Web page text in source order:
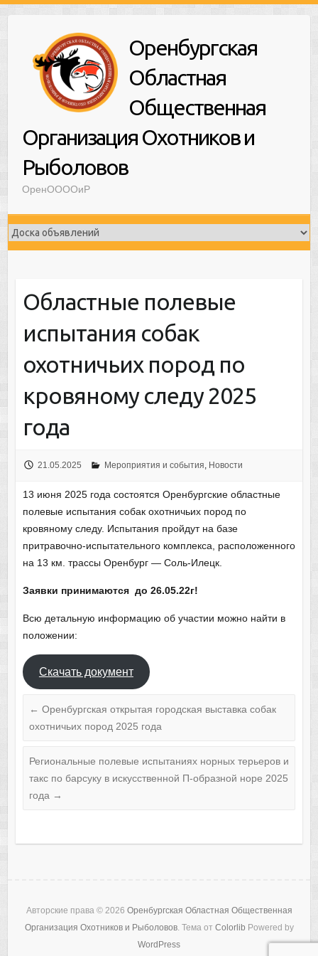
Оренбургская
Областная
Общественная
Организация Охотников и
Рыболовов
ОренООООиР
Областные полевые
испытания собак
охотничьих пород по
кровяному следу 2025
года
21.05.2025 Мероприятия и события, Новости
13 июня 2025 года состоятся Оренбургские областные
полевые испытания собак охотничьих пород по
кровяному следу. Испытания пройдут на базе
притравочно-испытательного комплекса, расположенного
на 13 км. трассы Оренбург — Соль-Илецк.
Заявки принимаются до 26.05.22г!
Всю детальную информацию об участии можно найти в
положении:
Скачать документ
← Оренбургская открытая городская выставка собак
охотничьих пород 2025 года
Региональные полевые испытаниях норных терьеров и
такс по барсуку в искусственной П-образной норе 2025
года →
Авторские права © 2026 Оренбургская Областная Общественная
Организация Охотников и Рыболовов. Тема от Colorlib Powered by
WordPress